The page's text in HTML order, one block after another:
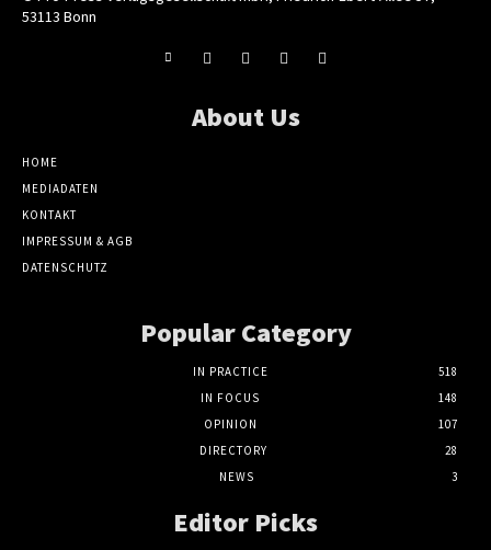
53113 Bonn
About Us
HOME
MEDIADATEN
KONTAKT
IMPRESSUM & AGB
DATENSCHUTZ
Popular Category
IN PRACTICE
518
IN FOCUS
148
OPINION
107
DIRECTORY
28
NEWS
3
Editor Picks